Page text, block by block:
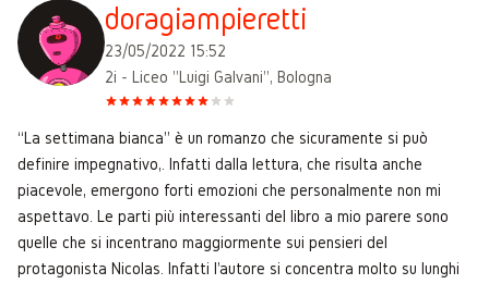
doragiampieretti
23/05/2022 15:52
2i - Liceo "Luigi Galvani", Bologna
“La settimana bianca” è un romanzo che sicuramente si può
definire impegnativo,. Infatti dalla lettura, che risulta anche
piacevole, emergono forti emozioni che personalmente non mi
aspettavo. Le parti più interessanti del libro a mio parere sono
quelle che si incentrano maggiormente sui pensieri del
protagonista Nicolas. Infatti l'autore si concentra molto su lunghi